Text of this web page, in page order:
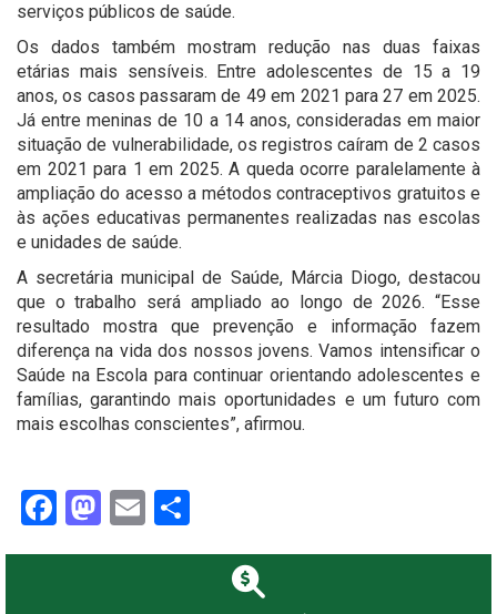
serviços públicos de saúde.
Os dados também mostram redução nas duas faixas
etárias mais sensíveis. Entre adolescentes de 15 a 19
anos, os casos passaram de 49 em 2021 para 27 em 2025.
Já entre meninas de 10 a 14 anos, consideradas em maior
situação de vulnerabilidade, os registros caíram de 2 casos
em 2021 para 1 em 2025. A queda ocorre paralelamente à
ampliação do acesso a métodos contraceptivos gratuitos e
às ações educativas permanentes realizadas nas escolas
e unidades de saúde.
A secretária municipal de Saúde, Márcia Diogo, destacou
que o trabalho será ampliado ao longo de 2026. “Esse
resultado mostra que prevenção e informação fazem
diferença na vida dos nossos jovens. Vamos intensificar o
Saúde na Escola para continuar orientando adolescentes e
famílias, garantindo mais oportunidades e um futuro com
mais escolhas conscientes”, afirmou.
Facebook
Mastodon
Email